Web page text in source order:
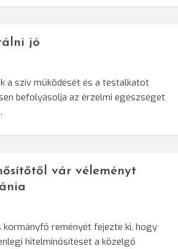
jó
a szív működését és a testalkatot
befolyásolja az érzelmi egészséget
vár véleményt
kormányfő reményét fejezte ki, hogy
hitelminősítését a közelgő